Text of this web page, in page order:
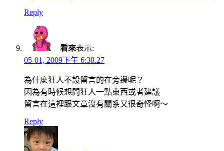
Reply
看來表示:
05-01, 2009下午 6:38.27
為什麼狂人不設留言的在旁邊呢？
因為有時候想問狂人一點東西或者建議
留言在這裡跟文章沒有關系又很奇怪啊～
Reply